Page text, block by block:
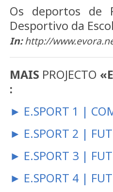
Os deportos de
Desportivo da
In:http://
MAIS PROJECTO
:
► E.SPORT 1 |
► E.SPORT 2 |
► E.SPORT 3 |
► E.SPORT 4 |